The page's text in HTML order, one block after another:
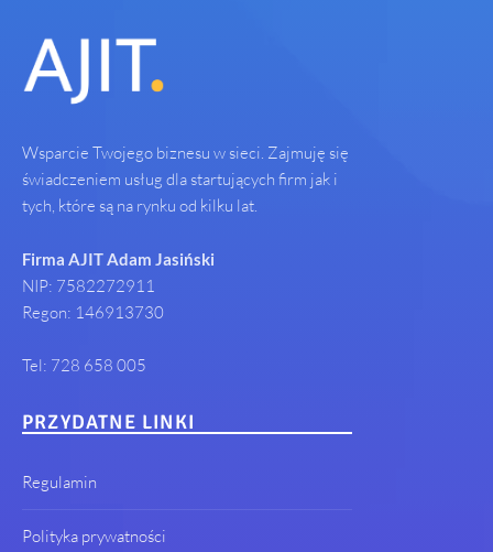
Wsparcie Twojego biznesu w sieci. Zajmuję się
świadczeniem usług dla startujących firm jak i
tych, które są na rynku od kilku lat.
Firma AJIT Adam Jasiński
NIP: 7582272911
Regon: 146913730
Tel: 728 658 005
PRZYDATNE LINKI
Regulamin
Polityka prywatności